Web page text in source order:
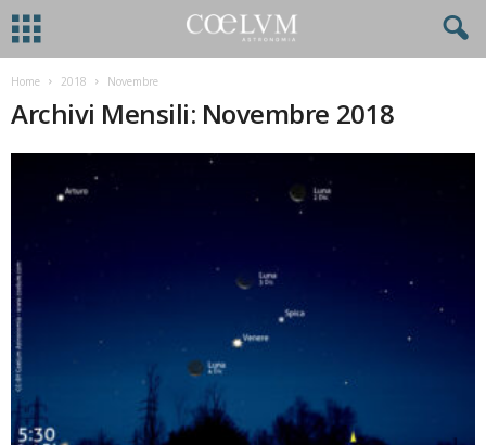
Home 2018 Novembre
Archivi Mensili: Novembre 2018